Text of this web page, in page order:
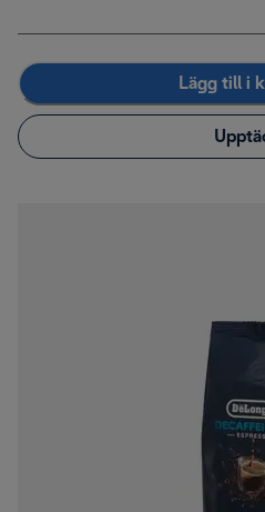
Lägg till i